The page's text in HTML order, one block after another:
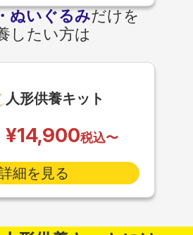
ぬいぐるみだけを
したい方は
人形供養キット
¥14,900税込〜
細を見る